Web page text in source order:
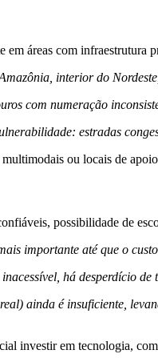
áreas com infraestrutura
interior do
com numeração
estradas
ou locais de
possibilidade de
importante até que o
há desperdício de
ainda é insuficiente,
investir em tecnologia,